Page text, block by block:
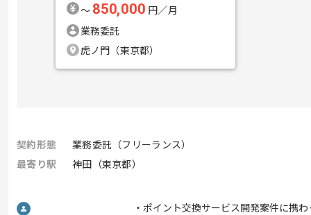
〜 850,000 円／月
業務委託
虎ノ門（東京都）
契約形態
業務委託（フリーランス）
最寄り駅
神田（東京都）
・ポイント交換サービス開発案件に携